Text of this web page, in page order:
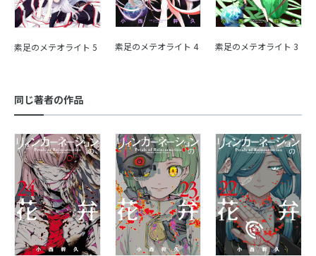
素足のメテオライト 5 素足のメテオライト 4 素足のメテオライト 3
同じ著者の作品